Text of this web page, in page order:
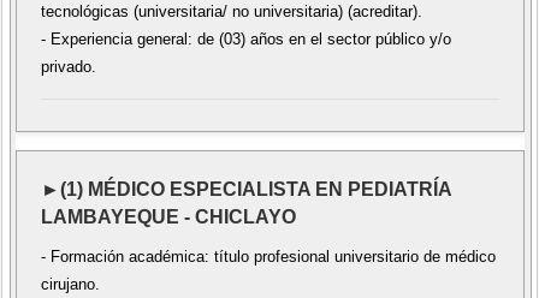
tecnológicas (universitaria/ no universitaria) (acreditar).
- Experiencia general: de (03) años en el sector público y/o
privado.
►(1) MÉDICO ESPECIALISTA EN PEDIATRÍA
LAMBAYEQUE - CHICLAYO
- Formación académica: título profesional universitario de médico
cirujano.